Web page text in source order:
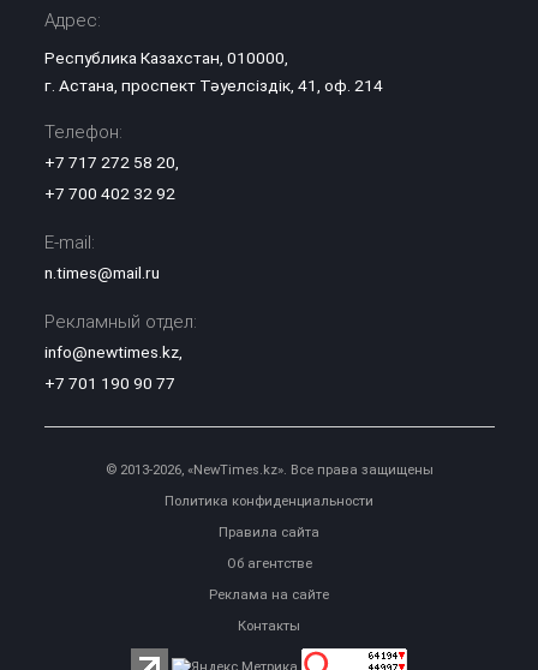
Адрес:
Республика Казахстан, 010000,
г. Астана, проспект Тәуелсіздік, 41, оф. 214
Телефон:
+7 717 272 58 20,
+7 700 402 32 92
E-mail:
n.times@mail.ru
Рекламный отдел:
info@newtimes.kz,
+7 701 190 90 77
© 2013-2026, «NewTimes.kz». Все права защищены
Политика конфиденциальности
Правила сайта
Об агентстве
Реклама на сайте
Контакты